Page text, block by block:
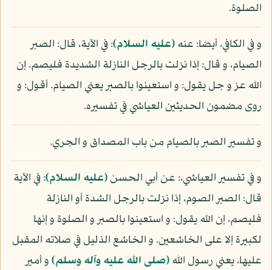
الصلوة.
و في الكافي، أيضا: عنه(عليه السلام): في الآية، قال: الصبر
الصيام، و قال: إذا نزلت بالرجل النازلة الشديدة فليصم. إن
الله عز و جل يقول: و استعينوا بالصبر يعني الصيام. أقول: و
روى مضمون الحديثين العياشي في تفسيره.
و تفسير الصبر بالصيام من باب المصداق و الجري.
و في تفسير العياشي،: عن أبي الحسن(عليه السلام): في الآية
قال: الصبر الصوم، إذا نزلت بالرجل الشدة أو النازلة
فليصم، إن الله يقول: و استعينوا بالصبر و الصلوة و إنها
لكبيرة إلا على الخاشعين. و الخاشع الذليل في صلاته المقبل
عليها، يعني رسول الله(صلى الله عليه وآله وسلم)و أمير